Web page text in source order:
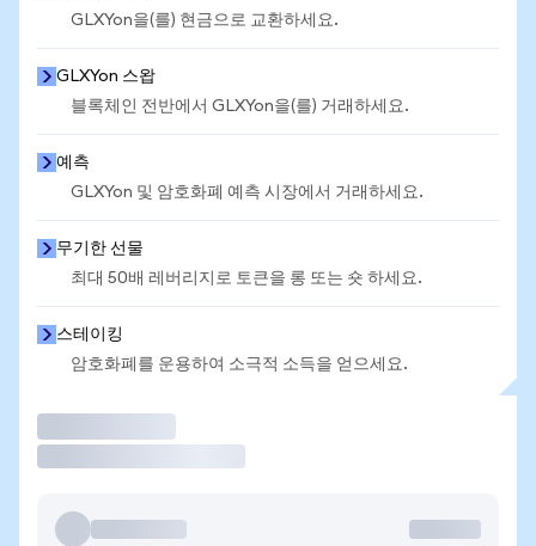
GLXYon을(를) 현금으로 교환하세요.
GLXYon 스왑
블록체인 전반에서 GLXYon을(를) 거래하세요.
예측
GLXYon 및 암호화폐 예측 시장에서 거래하세요.
무기한 선물
최대 50배 레버리지로 토큰을 롱 또는 숏 하세요.
스테이킹
암호화폐를 운용하여 소극적 소득을 얻으세요.